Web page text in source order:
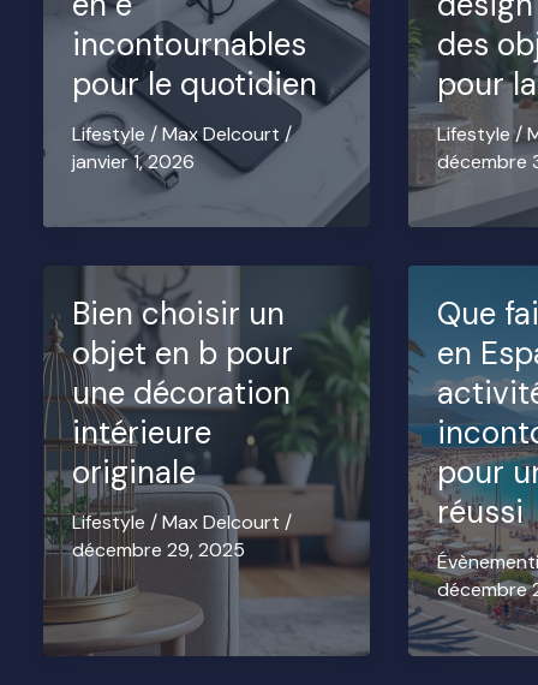
incontournables
pour le quotidien
Lifestyle /Max Delcourt /
janvier 1, 2026
des
pour
Lifestyle/
décembre
Bien choisir un
objet en b pour
une décoration
intérieure
originale
Lifestyle /Max Delcourt /
décembre 29, 2025
Que
en
pour
réussi
décembre